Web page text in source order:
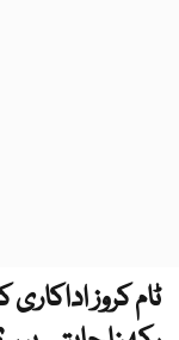
ٹام کروز